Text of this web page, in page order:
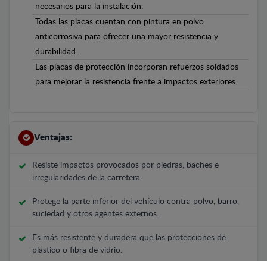
necesarios para la instalación.
Todas las placas cuentan con pintura en polvo
anticorrosiva para ofrecer una mayor resistencia y
durabilidad.
Las placas de protección incorporan refuerzos soldados
para mejorar la resistencia frente a impactos exteriores.
Ventajas:
Resiste impactos provocados por piedras, baches e
irregularidades de la carretera.
Protege la parte inferior del vehículo contra polvo, barro,
suciedad y otros agentes externos.
Es más resistente y duradera que las protecciones de
plástico o fibra de vidrio.